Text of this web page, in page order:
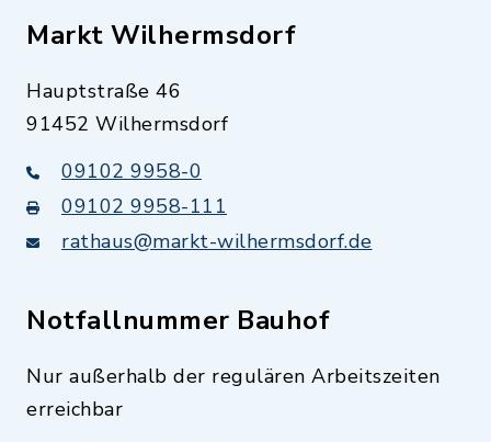
Markt Wilhermsdorf
Hauptstraße 46
91452 Wilhermsdorf
09102 9958-0
09102 9958-111
rathaus@markt-wilhermsdorf.de
Notfallnummer Bauhof
Nur außerhalb der regulären Arbeitszeiten
erreichbar